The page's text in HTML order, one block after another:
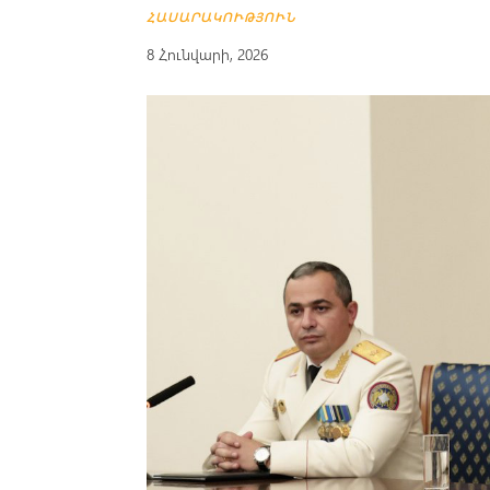
ՀԱՍԱՐԱԿՈՒԹՅՈՒՆ
8 Հունվարի, 2026